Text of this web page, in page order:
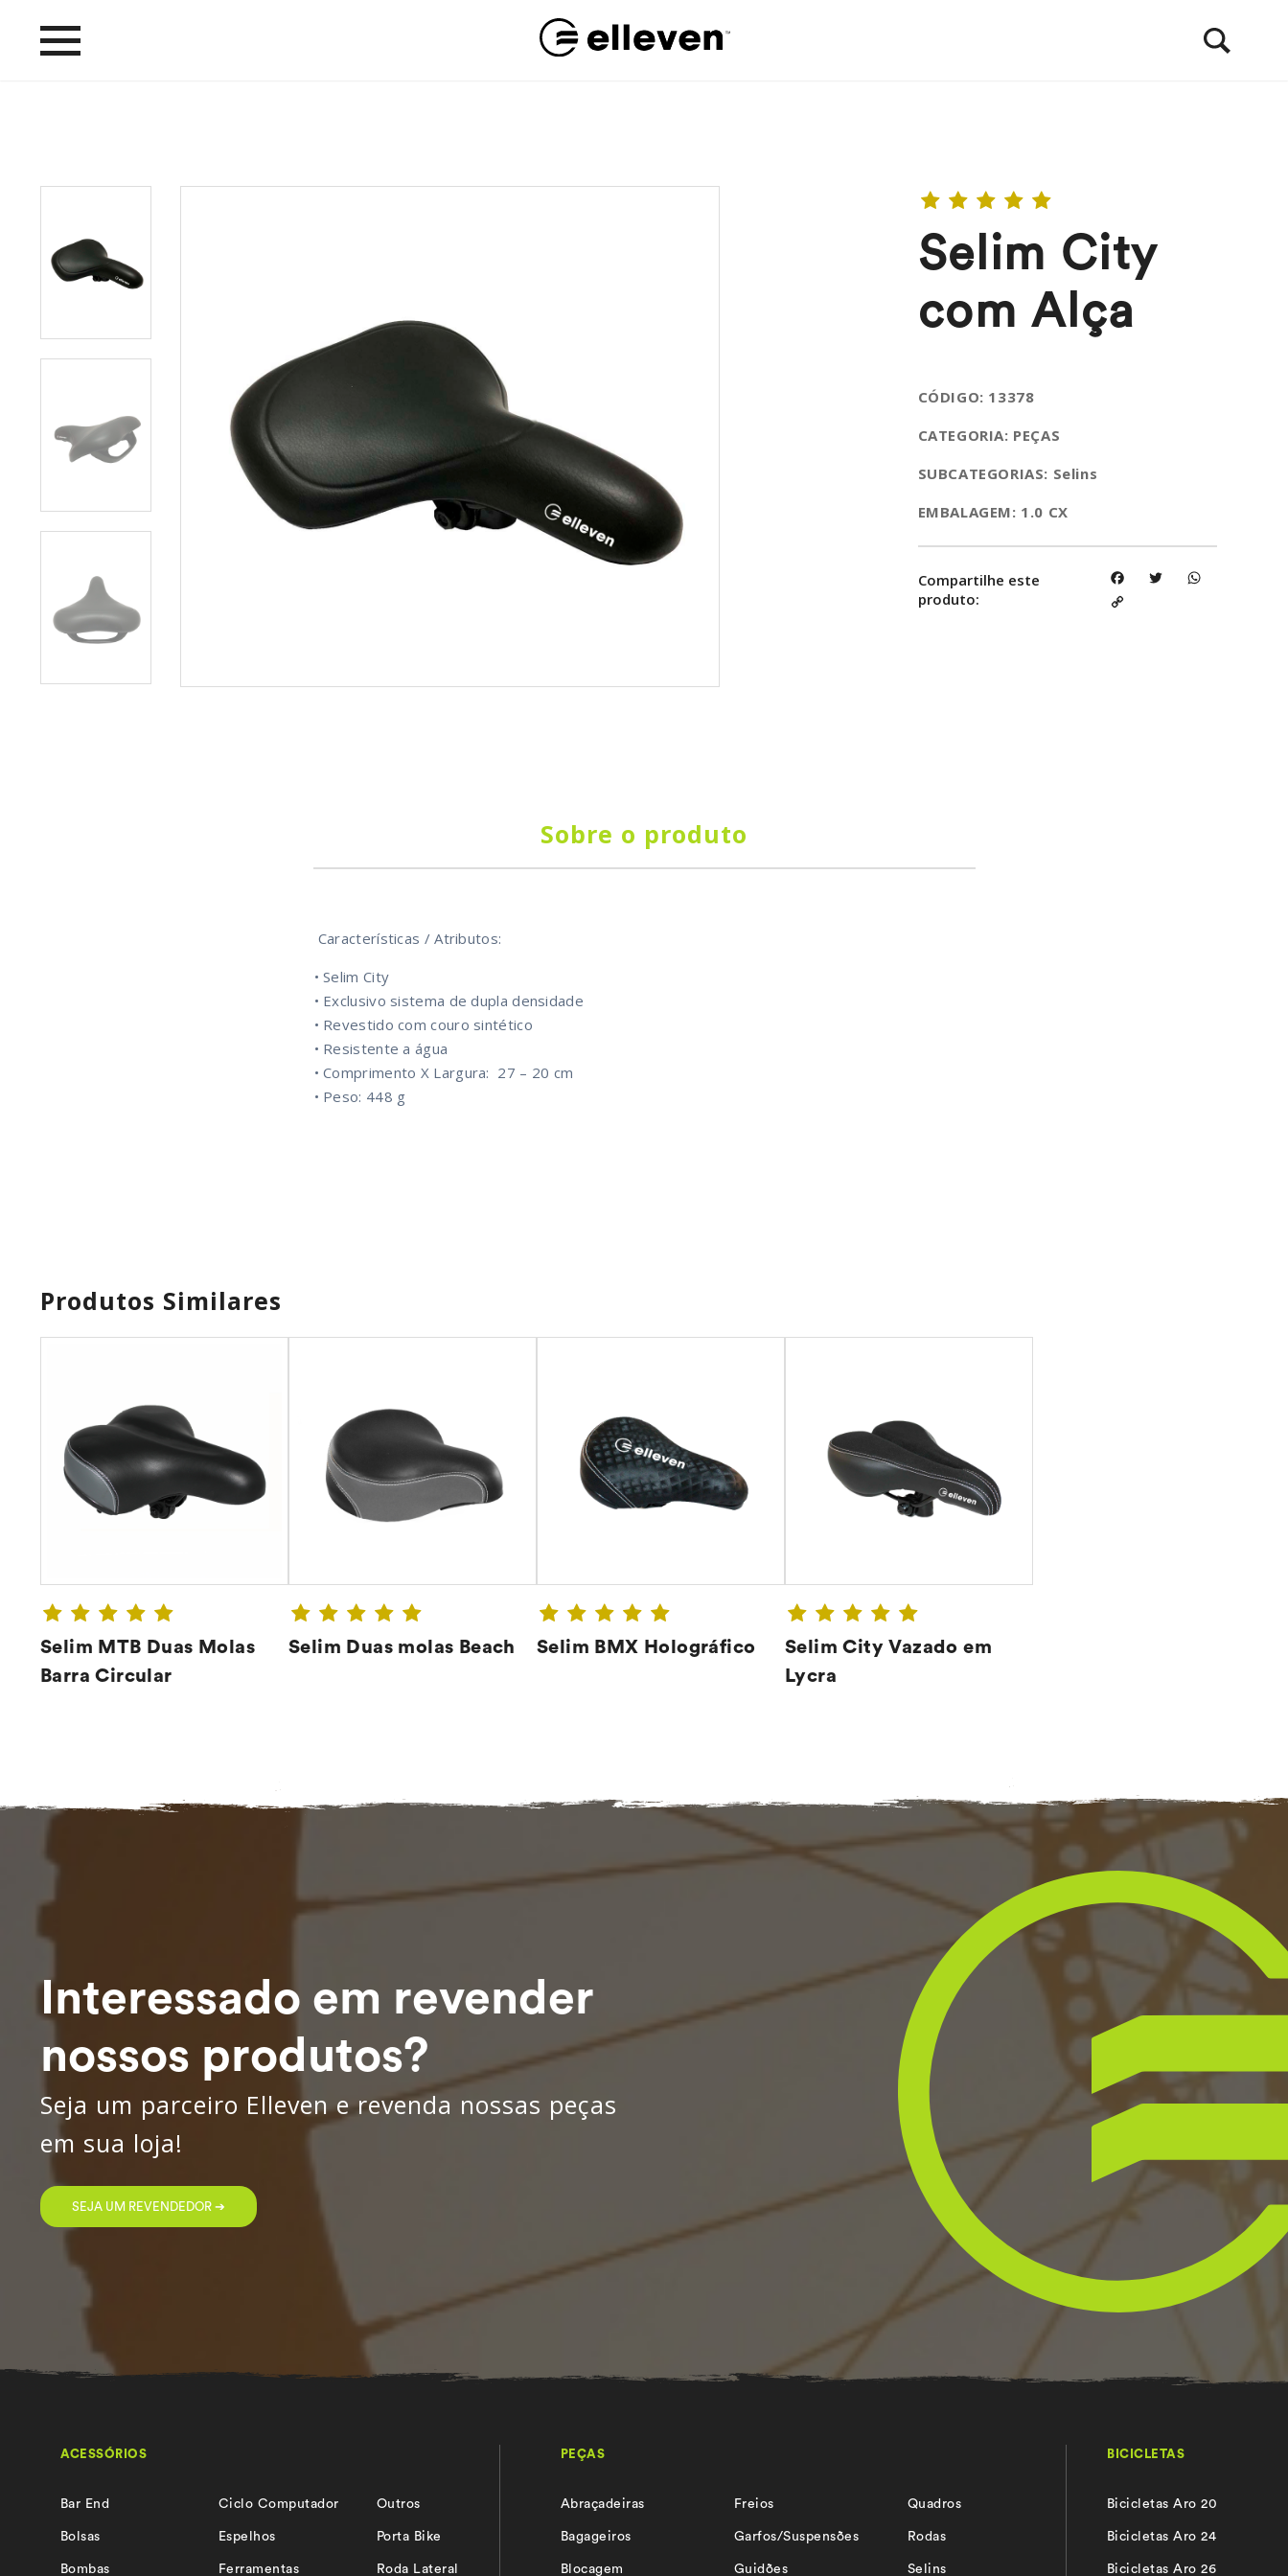
Selim City
com Alça
CÓDIGO: 13378
CATEGORIA: PEÇAS
SUBCATEGORIAS: Selins
EMBALAGEM: 1.0 CX
Compartilhe este
produto:
FacebookTwitter
Sobre o produto
Características / Atributos:
•Selim City
• Exclusivo sistema de dupla densidade
• Revestido com couro sintético
• Resistente a água
•Comprimento X Largura: 27 – 20 cm
• Peso: 448 g
Produtos Similares
Selim MTB Duas Molas
Barra Circular
Selim Duas molas Beach Selim BMX Holográfico
Selim City Vazado em
Lycra
Interessado em revender
nossos produtos?
Seja um parceiro Elleven e revenda nossas peças
em sua loja!
SEJA UM REVENDEDOR ➔
ACESSÓRIOS
Bar End
Bolsas
Bombas
Ciclo Computador
Espelhos
Ferramentas
Outros
Porta Bike
Roda Lateral
PEÇAS
Abraçadeiras
Bagageiros
Blocagem
Freios
Garfos/Suspensões
Guidões
Quadros
Rodas
Selins
BICICLETAS
Bicicletas Aro 20
Bicicletas Aro 24
Bicicletas Aro 26